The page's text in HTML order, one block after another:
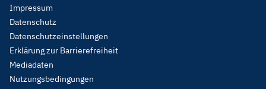
Footer
Menu
Legal
Impressum
Datenschutz
Datenschutzeinstellungen
Erklärung zur Barrierefreiheit
Mediadaten
Nutzungsbedingungen